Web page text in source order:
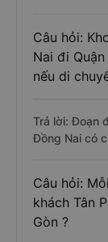
Câu hỏi:
Nai đi
nếu di
Trả lời: Đoạn
Đồng Nai có
Câu hỏi:
khách Tân
Gòn ?